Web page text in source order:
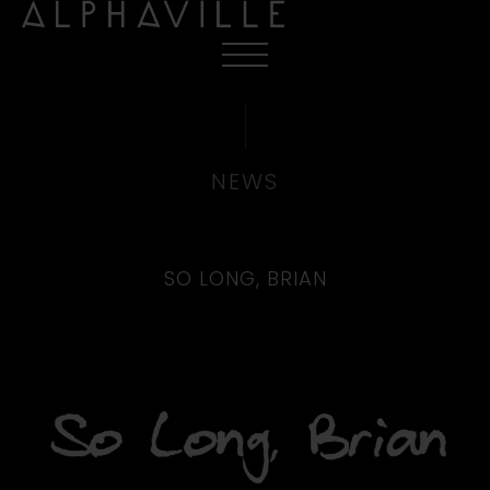
NEWS
SO LONG, BRIAN